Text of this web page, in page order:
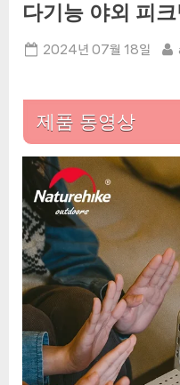
다기능 야외 피
Posted
2024년 07월 18일
제품 동영상